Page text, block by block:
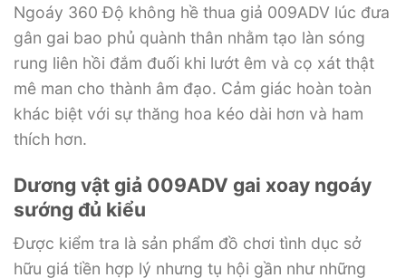
Ngoáy 360 Độ không hề thua giả 009ADV lúc đưa
gân gai bao phủ quành thân nhằm tạo làn sóng
rung liên hồi đắm đuối khi lướt êm và cọ xát thật
mê man cho thành âm đạo. Cảm giác hoàn toàn
khác biệt với sự thăng hoa kéo dài hơn và ham
thích hơn.
Dương vật giả 009ADV gai xoay ngoáy
sướng đủ kiểu
Được kiểm tra là sản phẩm đồ chơi tình dục sở
hữu giá tiền hợp lý nhưng tụ hội gần như những